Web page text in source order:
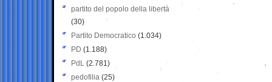
partito del popolo della libertà
(30)
Partito Democratico (1.034)
PD (1.188)
PdL (2.781)
pedofilia (25)